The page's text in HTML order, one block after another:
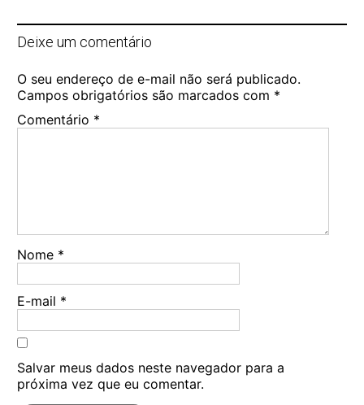
Deixe um comentário
O seu endereço de e-mail não será publicado.
Campos obrigatórios são marcados com *
Comentário *
Nome *
E-mail *
Salvar meus dados neste navegador para a
próxima vez que eu comentar.